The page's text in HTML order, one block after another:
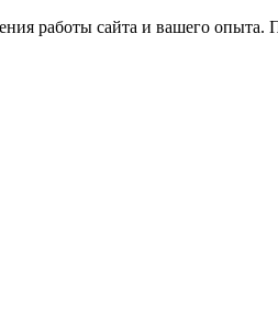
работы сайта и вашего опыта.